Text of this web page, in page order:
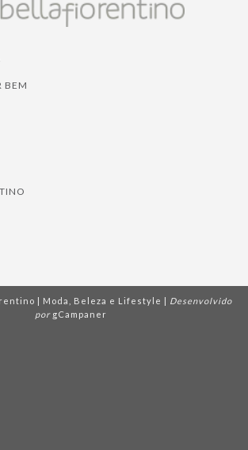
BEM
| Moda, Beleza e Lifestyle | Desenvolvido
por gCampaner